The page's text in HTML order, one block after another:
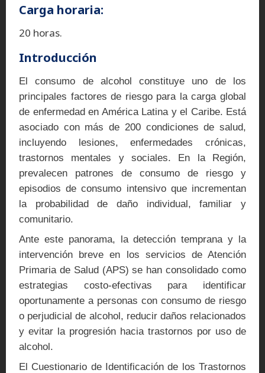
Carga horaria:
20 horas.
Introducción
El consumo de alcohol constituye uno de los
principales factores de riesgo para la carga global
de enfermedad en América Latina y el Caribe. Está
asociado con más de 200 condiciones de salud,
incluyendo lesiones, enfermedades crónicas,
trastornos mentales y sociales. En la Región,
prevalecen patrones de consumo de riesgo y
episodios de consumo intensivo que incrementan
la probabilidad de daño individual, familiar y
comunitario.
Ante este panorama, la detección temprana y la
intervención breve en los servicios de Atención
Primaria de Salud (APS) se han consolidado como
estrategias costo-efectivas para identificar
oportunamente a personas con consumo de riesgo
o perjudicial de alcohol, reducir daños relacionados
y evitar la progresión hacia trastornos por uso de
alcohol.
El Cuestionario de Identificación de los Trastornos